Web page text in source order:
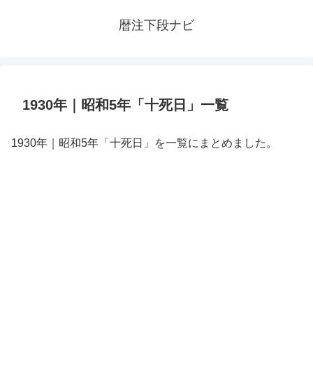
暦注下段ナビ
1930年｜昭和5年「十死日」一覧
1930年｜昭和5年「十死日」を一覧にまとめました。